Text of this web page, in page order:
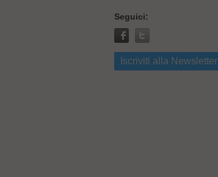
Seguici:
Iscriviti alla Newsletter